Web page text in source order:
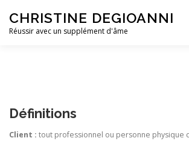
contenu
CHRISTINE DEGIOANNI
Réussir avec un supplément d'âme
Définitions
Client : tout professionnel ou personne physique